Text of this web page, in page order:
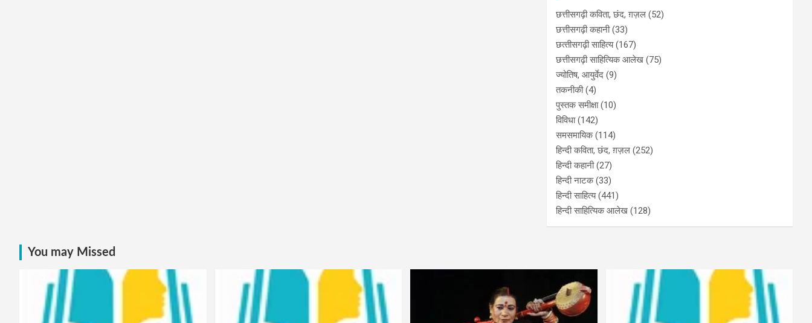
छत्तीसगढ़ी कविता, छंद, ग़ज़ल (52)
छत्तीसगढ़ी कहानी(33)
छत्‍तीसगढ़ी साहित्‍य(167)
छत्तीसगढ़ी साहित्यिक आलेख (75)
ज्योतिष, आयुर्वेद (9)
तकनीकी(4)
पुस्‍तक समीक्षा(10)
विविधा(142)
समसमायिक(114)
हिन्दी कविता, छंद, ग़ज़ल (252)
हिन्दी कहानी(27)
हिन्‍दी नाटक(33)
हिन्दी साहित्य(441)
हिन्दी साहित्यिक आलेख (128)
You may Missed